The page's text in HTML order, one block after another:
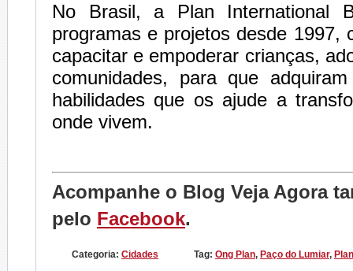
No Brasil, a Plan International
programas e projetos desde 1997,
capacitar e empoderar crianças,
comunidades, para que
habilidades que os ajude a
onde vivem.
Acompanhe o Blog Veja Agora
pelo Facebook.
Categoria: Cidades Tag: Ong Plan, Paço do Lumiar,